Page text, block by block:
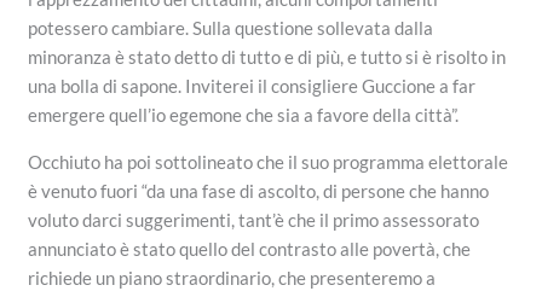
potessero cambiare. Sulla questione sollevata dalla
minoranza è stato detto di tutto e di più, e tutto si è risolto in
una bolla di sapone. Inviterei il consigliere Guccione a far
emergere quell’io egemone che sia a favore della città”.
Occhiuto ha poi sottolineato che il suo programma elettorale
è venuto fuori “da una fase di ascolto, di persone che hanno
voluto darci suggerimenti, tant’è che il primo assessorato
annunciato è stato quello del contrasto alle povertà, che
richiede un piano straordinario, che presenteremo a